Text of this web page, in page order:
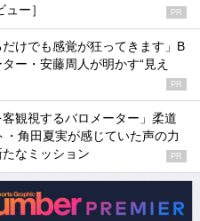
ー］
PR
だけでも感覚が狂ってきます」B
ー・安藤周人が明かす“見え
PR
客観視するバロメーター」柔道
角田夏実が感じていた声の力
なミッション
PR